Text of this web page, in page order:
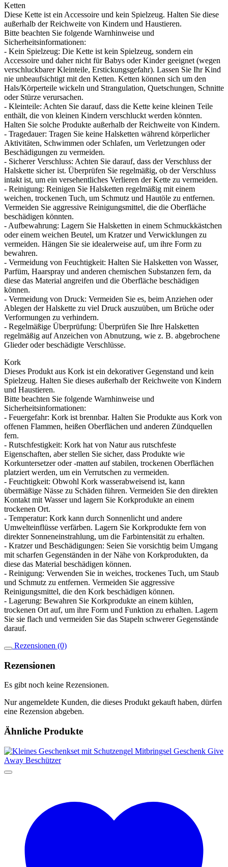
Ketten
Diese Kette ist ein Accessoire und kein Spielzeug. Halten Sie diese
außerhalb der Reichweite von Kindern und Haustieren.
Bitte beachten Sie folgende Warnhinweise und
Sicherheitsinformationen:
- Kein Spielzeug: Die Kette ist kein Spielzeug, sondern ein
Accessoire und daher nicht für Babys oder Kinder geeignet (wegen
verschluckbarer Kleinteile, Erstickungsgefahr). Lassen Sie Ihr Kind
nie unbeaufsichtigt mit den Ketten. Ketten können sich um den
Hals/Körperteile wickeln und Strangulation, Quetschungen, Schnitte
oder Stürze verursachen.
- Kleinteile: Achten Sie darauf, dass die Kette keine kleinen Teile
enthält, die von kleinen Kindern verschluckt werden könnten.
Halten Sie solche Produkte außerhalb der Reichweite von Kindern.
- Tragedauer: Tragen Sie keine Halsketten während körperlicher
Aktivitäten, Schwimmen oder Schlafen, um Verletzungen oder
Beschädigungen zu vermeiden.
- Sicherer Verschluss: Achten Sie darauf, dass der Verschluss der
Halskette sicher ist. Überprüfen Sie regelmäßig, ob der Verschluss
intakt ist, um ein versehentliches Verlieren der Kette zu vermeiden.
- Reinigung: Reinigen Sie Halsketten regelmäßig mit einem
weichen, trockenen Tuch, um Schmutz und Hautöle zu entfernen.
Vermeiden Sie aggressive Reinigungsmittel, die die Oberfläche
beschädigen könnten.
- Aufbewahrung: Lagern Sie Halsketten in einem Schmuckkästchen
oder einem weichen Beutel, um Kratzer und Verwicklungen zu
vermeiden. Hängen Sie sie idealerweise auf, um ihre Form zu
bewahren.
- Vermeidung von Feuchtigkeit: Halten Sie Halsketten von Wasser,
Parfüm, Haarspray und anderen chemischen Substanzen fern, da
diese das Material angreifen und die Oberfläche beschädigen
können.
- Vermeidung von Druck: Vermeiden Sie es, beim Anziehen oder
Ablegen der Halskette zu viel Druck auszuüben, um Brüche oder
Verformungen zu verhindern.
- Regelmäßige Überprüfung: Überprüfen Sie Ihre Halsketten
regelmäßig auf Anzeichen von Abnutzung, wie z. B. abgebrochene
Glieder oder beschädigte Verschlüsse.
Kork
Dieses Produkt aus Kork ist ein dekorativer Gegenstand und kein
Spielzeug. Halten Sie dieses außerhalb der Reichweite von Kindern
und Haustieren.
Bitte beachten Sie folgende Warnhinweise und
Sicherheitsinformationen:
- Feuergefahr: Kork ist brennbar. Halten Sie Produkte aus Kork von
offenen Flammen, heißen Oberflächen und anderen Zündquellen
fern.
- Rutschfestigkeit: Kork hat von Natur aus rutschfeste
Eigenschaften, aber stellen Sie sicher, dass Produkte wie
Korkuntersetzer oder -matten auf stabilen, trockenen Oberflächen
platziert werden, um ein Verrutschen zu vermeiden.
- Feuchtigkeit: Obwohl Kork wasserabweisend ist, kann
übermäßige Nässe zu Schäden führen. Vermeiden Sie den direkten
Kontakt mit Wasser und lagern Sie Korkprodukte an einem
trockenen Ort.
- Temperatur: Kork kann durch Sonnenlicht und andere
Umwelteinflüsse verfärben. Lagern Sie Korkprodukte fern von
direkter Sonneneinstrahlung, um die Farbintensität zu erhalten.
- Kratzer und Beschädigungen: Seien Sie vorsichtig beim Umgang
mit scharfen Gegenständen in der Nähe von Korkprodukten, da
diese das Material beschädigen können.
- Reinigung: Verwenden Sie in weiches, trockenes Tuch, um Staub
und Schmutz zu entfernen. Vermeiden Sie aggressive
Reinigungsmittel, die den Kork beschädigen können.
- Lagerung: Bewahren Sie Korkprodukte an einem kühlen,
trockenen Ort auf, um ihre Form und Funktion zu erhalten. Lagern
Sie sie flach und vermeiden Sie das Stapeln schwerer Gegenstände
darauf.
Rezensionen (0)
Rezensionen
Es gibt noch keine Rezensionen.
Nur angemeldete Kunden, die dieses Produkt gekauft haben, dürfen
eine Rezension abgeben.
Ähnliche Produkte